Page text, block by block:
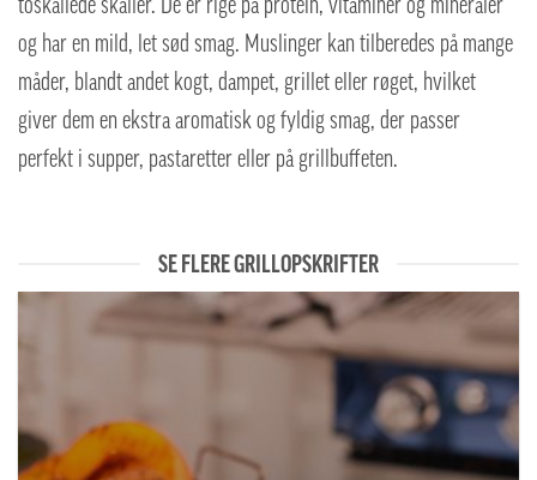
og har en mild, let sød smag. Muslinger kan tilberedes på mange
måder, blandt andet kogt, dampet, grillet eller røget, hvilket
giver dem en ekstra aromatisk og fyldig smag, der passer
perfekt i supper, pastaretter eller på grillbuffeten.
SE FLERE GRILLOPSKRIFTER